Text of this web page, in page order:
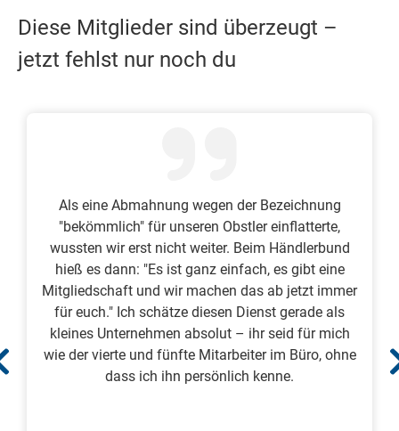
Diese Mitglieder sind überzeugt –
jetzt fehlst nur noch du
Als eine Abmahnung wegen der Bezeichnung
"bekömmlich" für unseren Obstler einflatterte,
wussten wir erst nicht weiter. Beim Händlerbund
hieß es dann: "Es ist ganz einfach, es gibt eine
Mitgliedschaft und wir machen das ab jetzt immer
für euch." Ich schätze diesen Dienst gerade als
kleines Unternehmen absolut – ihr seid für mich
wie der vierte und fünfte Mitarbeiter im Büro, ohne
dass ich ihn persönlich kenne.